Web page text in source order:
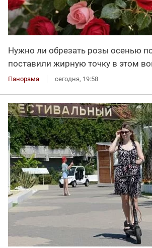
Нужно ли обрезать розы осенью
поставили жирную точку в этом
Панорама сегодня, 19:58